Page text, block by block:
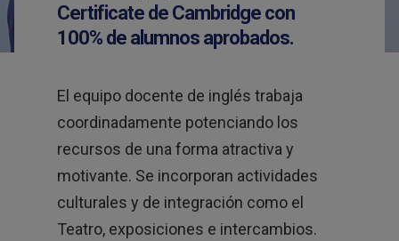
Certificate de Cambridge con
100% de alumnos aprobados.
El equipo docente de inglés trabaja
coordinadamente potenciando los
recursos de una forma atractiva y
motivante. Se incorporan actividades
culturales y de integración como el
Teatro, exposiciones e intercambios.